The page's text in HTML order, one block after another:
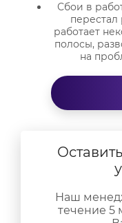
Сбои в
перестал
работает
полосы,
на
слишком
даже при
вашего
или не
Наш
течение 5